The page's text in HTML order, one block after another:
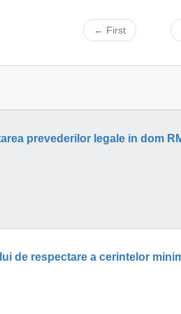
← First
prevederilor legale in dom